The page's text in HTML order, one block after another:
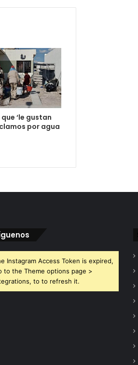
‘le gustan
por agua
Instagram Access Token is expired,
to the Theme options page >
to to refresh it.